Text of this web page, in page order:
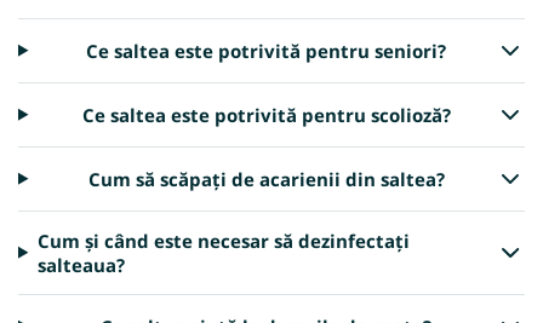
Ce saltea este potrivită pentru seniori?
Ce saltea este potrivită pentru scolioză?
Cum să scăpați de acarienii din saltea?
Cum și când este necesar să dezinfectați
salteaua?